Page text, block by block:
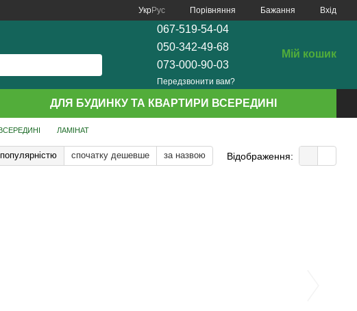
УкрРус Порівняння Бажання Вхід
067-519-54-04
050-342-49-68
073-000-90-03
Передзвонити вам?
Мій кошик
ДЛЯ БУДИНКУ ТА КВАРТИРИ ВСЕРЕДИНІ
ЛАМІНАТ
спочатку дешевше за назвою Відображення: